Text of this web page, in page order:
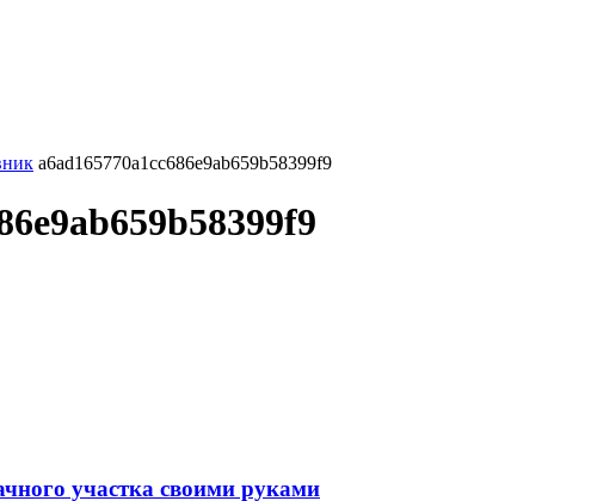
a6ad165770a1cc686e9ab659b58399f9
участка своими руками